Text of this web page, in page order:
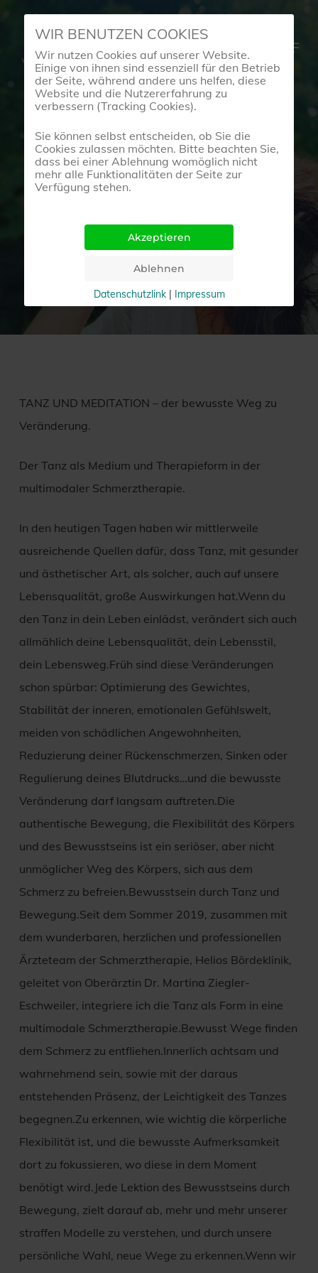
main
content
Menu
BeArt-Blog
Tanz Und Meditation-
Zu Veränderung
8. September 2020
TANZ UND MEDITATION – der bewusste Weg zu
Veränderung.
Der Tanz als Medium und Therapieform in der
multimodaler Schmerztherapie.
In den heutigen Tagen haben wir mittlerweile
ausreichende Quellen dafür, dass Tanz, mit gesunder
und ästhetischer Art, als solcher, auch auf unsere
Lebensqualität, große Auswirkungen hat.Wenn du
den Tanz in dein Leben einlädst, verändert sich auch
allmählich deine Lebensqualität, dein Lebensstil,
dein Lebensweg.Früh sind diese Veränderungen
schon spürbar: Optimierung des Gewichtes,
Stabilität der inneren, emotionalen Gefühlswelt,
meiden von schädlichen Angewohnheiten,
Reduzierung deiner Rückenschmerzen, Sinken oder
Regulierung deines Blutdrucks…und die bewusste
Veränderung darf langsam auftreten.Die
authentische Bewegung, die Flexibilität des Körpers
und des Bewusstseins ist ein seriöser, aber nicht
unmöglicher Weg des Körpers, sich aus dem
Schmerz zu befreien.Bewusstsein durch Tanz und
Bewegung.Seit dem Sommer 2019, zusammen mit
dem wunderbaren, herzlichen und professionellen
Ärzteteam der Schmerztherapie, Helios Bördeklinik,
geleitet von Oberärztin Dr. Martina Ziegler-
Eschweiler, integriere ich die Tanz als Form in eine
multimodale Schmerztherapie.Bewusst Wege finden
dem Schmerz zu entfliehen.Innerlich achtsam und
wahrnehmend sein, sowie mit der daraus
entstehenden Präsenz, der Leichtigkeit des Tanzes
begegnen.Zu erkennen, wie wichtig die körperliche
Flexibilität ist, und die bewusste Aufmerksamkeit
dort zu fokussieren, wo diese in dem Moment
benötigt wird.Jede Lektion des Bewusstseins durch
Bewegung, zielt darauf ab, mehr und mehr unserer
straffen Modelle zu verstehen, und durch unsere
persönliche Wahl, neue Wege zu erkennen.Wenn wir
WIR BENUTZEN COOKIES
Wir nutzen Cookies auf unserer Website.
Einige von ihnen sind essenziell für den Betrieb
der Seite, während andere uns helfen, diese
Website und die Nutzererfahrung zu
verbessern (Tracking Cookies).
Sie können selbst entscheiden, ob Sie die
Cookies zulassen möchten. Bitte beachten Sie,
dass bei einer Ablehnung womöglich nicht
mehr alle Funktionalitäten der Seite zur
Verfügung stehen.
Datenschutzlink | Impressum